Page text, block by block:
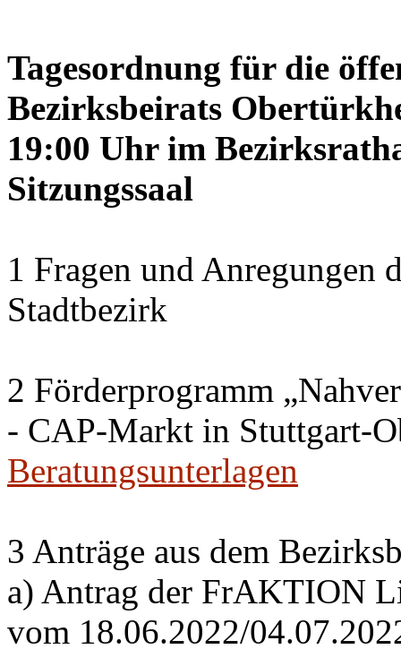
Tagesordnung für die
Bezirksbeirats
19:00 Uhr im
Sitzungssaal
1 Fragen und Anregungen
Stadtbezirk
2 Förderprogramm
- CAP-Markt in Stuttgart-
Beratungsunterlagen
3 Anträge aus dem
a) Antrag der FrAKTION
vom 18.06.2022/